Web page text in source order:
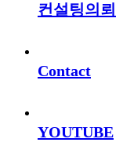
컨설팅의뢰
Contact
YOUTUBE